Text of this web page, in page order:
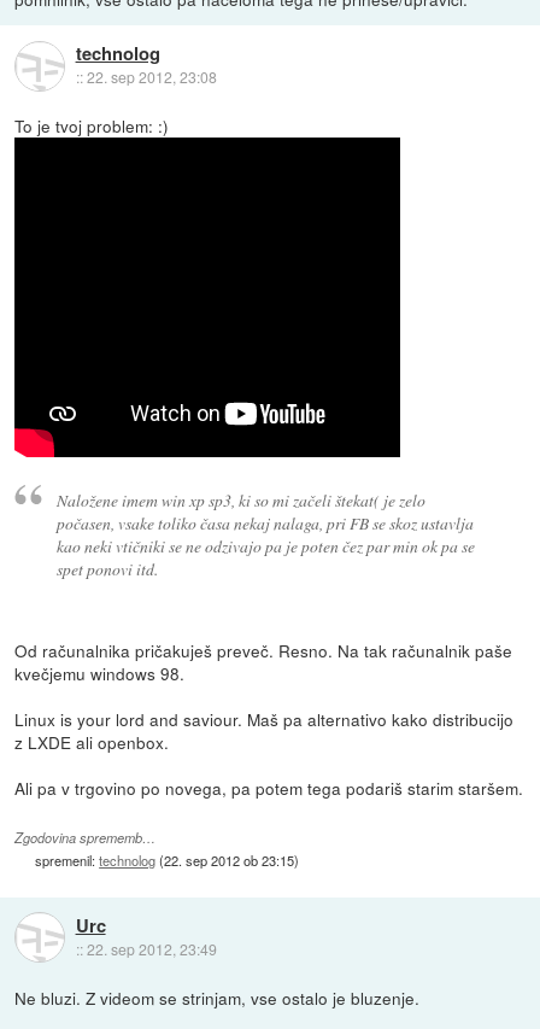
technolog
::22. sep 2012, 23:08
To je tvoj problem: :)
Naložene imem win xp sp3, ki so mi začeli štekat( je zelo
počasen, vsake toliko časa nekaj nalaga, pri FB se skoz ustavlja
kao neki vtičniki se ne odzivajo pa je poten čez par min ok pa se
spet ponovi itd.
Od računalnika pričakuješ preveč. Resno. Na tak računalnik paše
kvečjemu windows 98.
Linux is your lord and saviour. Maš pa alternativo kako distribucijo
z LXDE ali openbox.
Ali pa v trgovino po novega, pa potem tega podariš starim staršem.
Zgodovina sprememb…
spremenil:technolog(22. sep 2012 ob 23:15)
Urc
::22. sep 2012, 23:49
Ne bluzi. Z videom se strinjam, vse ostalo je bluzenje.